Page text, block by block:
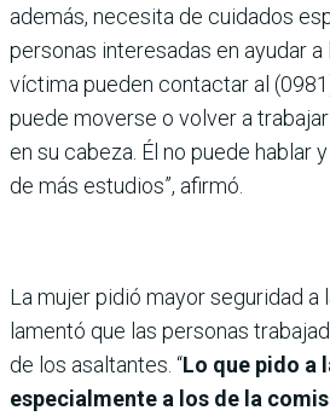
además, necesita de cuidados
personas interesadas en ayudar
víctima pueden contactar al
puede moverse o volver a
en su cabeza. Él no puede hablar
de más estudios”, afirmó.
La mujer pidió mayor seguridad a
lamentó que las personas
de los asaltantes. “Lo que pido a
especialmente a los de la